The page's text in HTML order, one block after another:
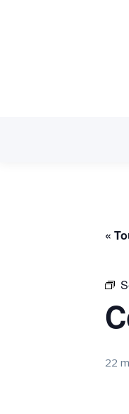
«
22